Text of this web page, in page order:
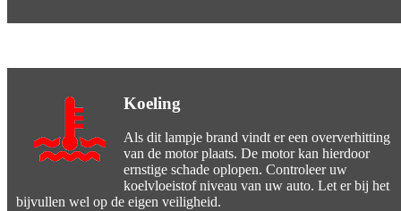
Koeling
Als dit lampje brand vindt er een oververhitting
van de motor plaats. De motor kan hierdoor
ernstige schade oplopen. Controleer uw
koelvloeistof niveau van uw auto. Let er bij het
bijvullen wel op de eigen veiligheid.